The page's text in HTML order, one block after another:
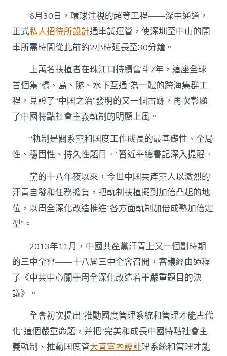
型〉
6月30日，環球注視的超等工程——深中通道，
正式私人招待所設計通車試運營，使深圳至中山的開
車所需時間從此前約2小時延長至30分鐘。
上萬名扶植者在珠江口持續奮斗7年，這座全球
首個集“橋、島、隧、水下互通”為一體的跨海集群工
程，見證了“中國之治”發明的又一個古跡，再次彰顯
了中國特點社會主義軌制的明顯上風。
“軌制是關系黨和國度工作成長的最基礎性、全局
性、穩固性、持久性題目。”習近平總書記深入提醒。
黨的十八年夜以來，今世中國共產黨人以激烈的
汗青自發和任務擔負，把軌制扶植擺到加倍凸起的地
位，以周全深化改造推進“各方面軌制加倍成熟加倍定
型”。
2013年11月，中國共產黨汗青上又一個劃時期
的三中全會——十八屆三中全會召開，審議經由過程
了《中共中心關于周全深化改造若干嚴重題目的決
議》。
全會初次提出“推動國度管理系統和管理才能古代
化”這個嚴重命題，并把“完美和成長中國特點社會主
義軌制、推動國度管大直室內設計理系統和管理才能